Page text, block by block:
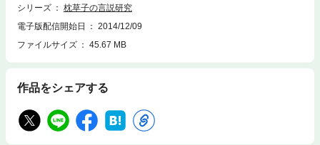
シリーズ
枕草子の言説研究
電子版配信開始日
2014/12/09
ファイルサイズ
45.67 MB
作品をシェアする